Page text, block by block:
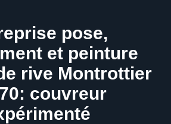
pose,
et peinture
rive Montrottier
couvreur